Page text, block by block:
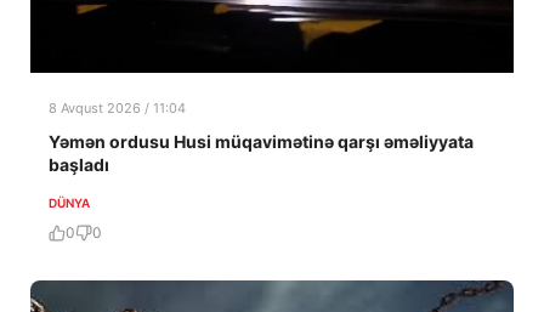
8 Avqust 2026 / 11:04
Yəmən ordusu Husi müqavimətinə qarşı əməliyyata
başladı
DÜNYA
0 0